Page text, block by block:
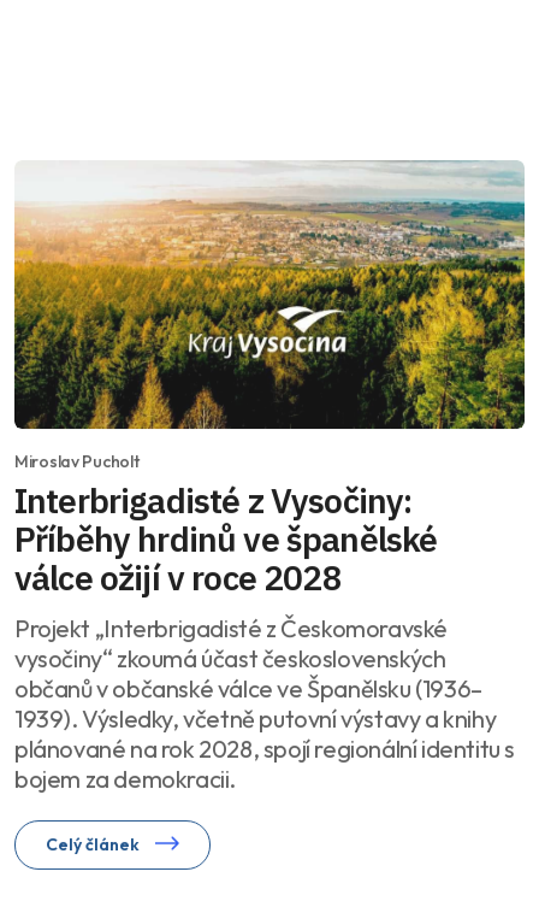
Miroslav Pucholt
Interbrigadisté z Vysočiny:
Příběhy hrdinů ve španělské
válce ožijí v roce 2028
Projekt „Interbrigadisté z Českomoravské
vysočiny“ zkoumá účast československých
občanů v občanské válce ve Španělsku (1936–
1939). Výsledky, včetně putovní výstavy a knihy
plánované na rok 2028, spojí regionální identitu s
bojem za demokracii.
Celý článek